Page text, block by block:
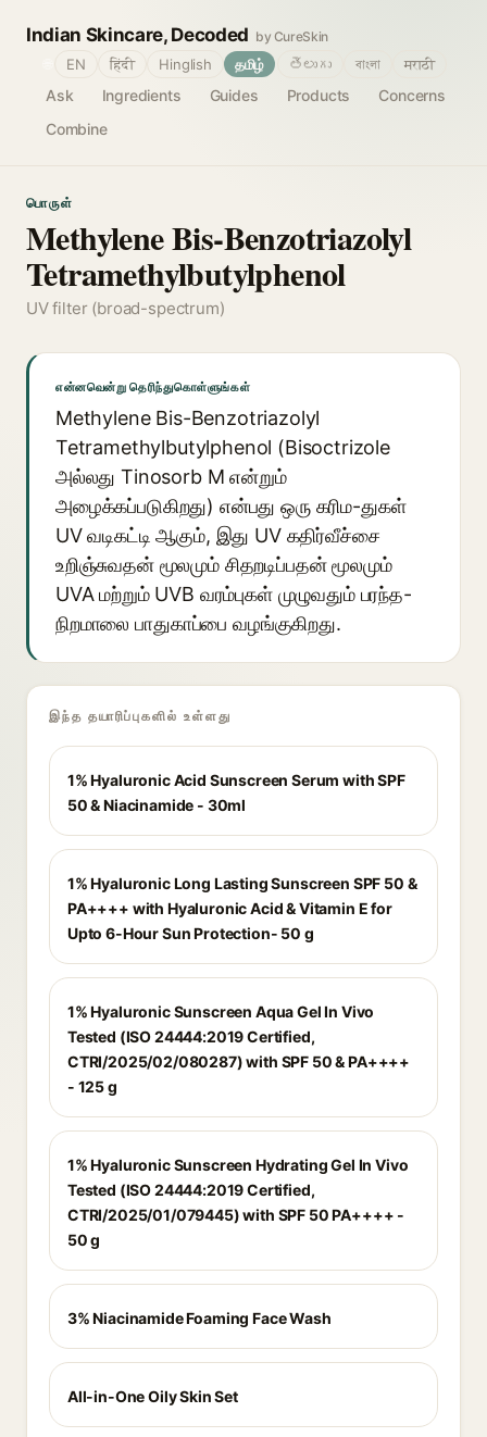
Indian Skincare, Decoded by CureSkin
Ask Ingredients Guides Products
Concerns
Combine
EN हिंदी Hinglish தமிழ் తెలుగు বাংলা मराठी
பொருள்
Methylene Bis-Benzotriazolyl
Tetramethylbutylphenol
UV filter (broad-spectrum)
என்னவென்று தெரிந்துகொள்ளுங்கள்
Methylene Bis-Benzotriazolyl
Tetramethylbutylphenol (Bisoctrizole
அல்லது Tinosorb M என்றும்
அழைக்கப்படுகிறது) என்பது ஒரு கரிம-துகள்
UV வடிகட்டி ஆகும், இது UV கதிர்வீச்சை
உறிஞ்சுவதன் மூலமும் சிதறடிப்பதன் மூலமும்
UVA மற்றும் UVB வரம்புகள் முழுவதும் பரந்த-
நிறமாலை பாதுகாப்பை வழங்குகிறது.
இந்த தயாரிப்புகளில் உள்ளது
1% Hyaluronic Acid Sunscreen Serum with SPF
50 & Niacinamide - 30ml
1% Hyaluronic Long Lasting Sunscreen SPF 50 &
PA++++ with Hyaluronic Acid & Vitamin E for
Upto 6-Hour Sun Protection- 50 g
1% Hyaluronic Sunscreen Aqua Gel In Vivo
Tested (ISO 24444:2019 Certified,
CTRI/2025/02/080287) with SPF 50 & PA++++
- 125 g
1% Hyaluronic Sunscreen Hydrating Gel In Vivo
Tested (ISO 24444:2019 Certified,
CTRI/2025/01/079445) with SPF 50 PA++++ -
50 g
3% Niacinamide Foaming Face Wash
All-in-One Oily Skin Set